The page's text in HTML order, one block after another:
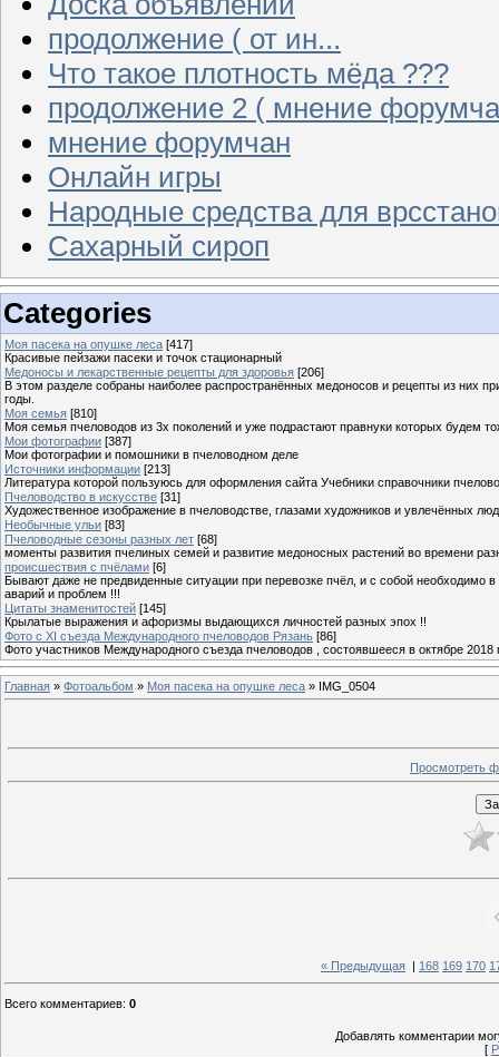
продолжение ( от ин...
Что такое плотность мёда ???
продолжение 2 ( мнение
мнение форумчан
Онлайн игры
Народные средства для
Сахарный сироп
Categories
Моя пасека на опушке леса [417]
Красивые пейзажи пасеки и точок стационарный
Медоносы и лекарственные рецепты для здоровья [206]
В этом разделе собраны наиболее распространённых медоносов и рецепты из них
годы.
Моя семья [810]
Моя семья пчеловодов из 3х поколений и уже подрастают правнуки которых будем
Мои фотографии [387]
Мои фотографии и помошники в пчеловодном деле
Источники информации [213]
Литература которой пользуюсь для оформления сайта Учебники справочники
Пчеловодство в искусстве [31]
Художественное изображение в пчеловодстве, глазами художников и увлечённых
Необычные ульи [83]
Пчеловодные сезоны разных лет [68]
моменты развития пчелиных семей и развитие медоносных растений во времени
происшествия с пчёлами [6]
Бывают даже не предвиденные ситуации при перевозке пчёл, и с собой необходимо
аварий и проблем !!!
Цитаты знаменитостей [145]
Крылатые выражения и афоризмы выдающихся личностей разных эпох !!
Фото с XI съезда Международного пчеловодов Рязань [86]
Фото участников Международного съезда пчеловодов , состоявшееся в октябре 2018
Главная » Фотоальбом » Моя пасека на опушке леса » IMG_0504
Просмотреть
« Предыдущая 168 169 170
Всего комментариев: 0
Добавлять комментарии
[